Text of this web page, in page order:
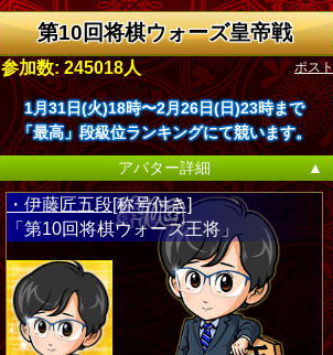
第10回将棋ウォーズ皇帝戦
ポスト
参加数: 245018人
1月31日(火)18時〜2月26日(日)23時まで
「最高」段級位ランキングにて競います。
アバター詳細
▲
・伊藤匠五段[称号付き]
「第10回将棋ウォーズ王将」